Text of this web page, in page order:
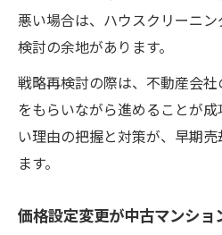
悪い場合は、ハウスクリーニ
検討の余地があります。
戦略再検討の際は、不動産会
をもらいながら進めることが
い理由の把握と対策が、早期
ます。
価格設定変更が中古マンショ